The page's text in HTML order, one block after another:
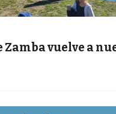
Zamba vuelve a